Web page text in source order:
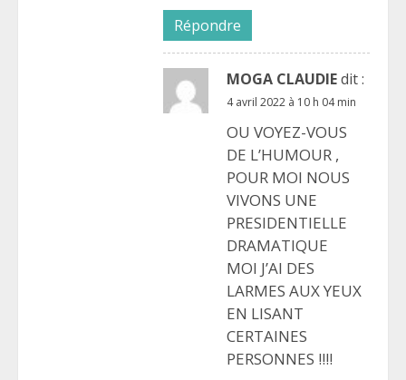
Répondre
MOGA CLAUDIEdit :
4 avril 2022 à 10 h 04 min
OU VOYEZ-VOUS
DE L’HUMOUR ,
POUR MOI NOUS
VIVONS UNE
PRESIDENTIELLE
DRAMATIQUE
MOI J’AI DES
LARMES AUX YEUX
EN LISANT
CERTAINES
PERSONNES !!!!